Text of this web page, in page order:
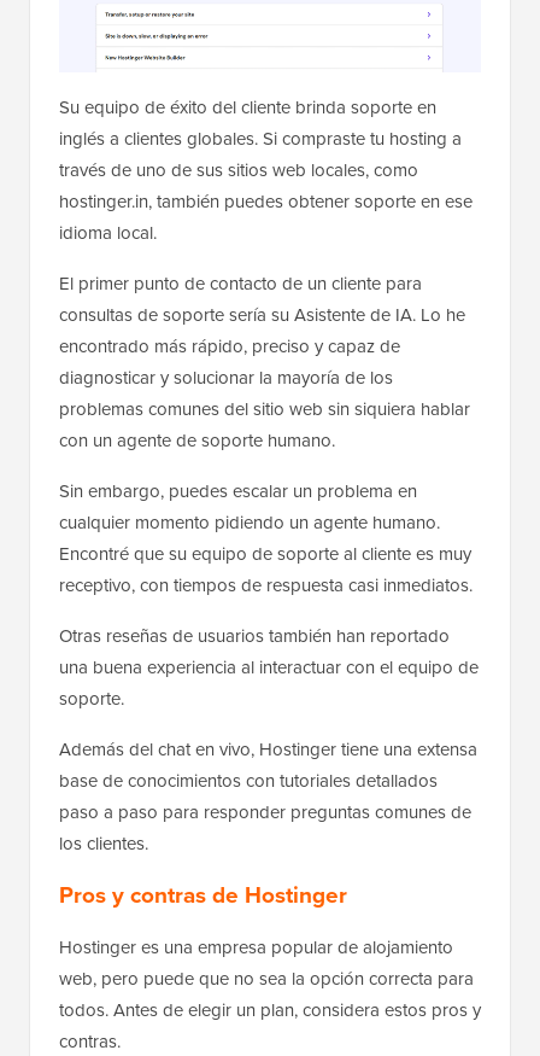
Su equipo de éxito del cliente brinda soporte en
inglés a clientes globales. Si compraste tu hosting a
través de uno de sus sitios web locales, como
hostinger.in, también puedes obtener soporte en ese
idioma local.
El primer punto de contacto de un cliente para
consultas de soporte sería su Asistente de IA. Lo he
encontrado más rápido, preciso y capaz de
diagnosticar y solucionar la mayoría de los
problemas comunes del sitio web sin siquiera hablar
con un agente de soporte humano.
Sin embargo, puedes escalar un problema en
cualquier momento pidiendo un agente humano.
Encontré que su equipo de soporte al cliente es muy
receptivo, con tiempos de respuesta casi inmediatos.
Otras reseñas de usuarios también han reportado
una buena experiencia al interactuar con el equipo de
soporte.
Además del chat en vivo, Hostinger tiene una extensa
base de conocimientos con tutoriales detallados
paso a paso para responder preguntas comunes de
los clientes.
Pros y contras de Hostinger
Hostinger es una empresa popular de alojamiento
web, pero puede que no sea la opción correcta para
todos. Antes de elegir un plan, considera estos pros y
contras.